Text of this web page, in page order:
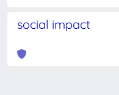
social impact